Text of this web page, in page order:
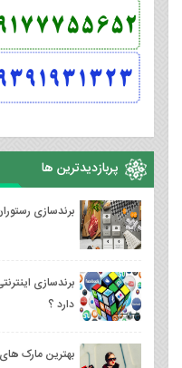
پربازدیدترین ها
برندسازی
برندسازی
دارد ؟
بهترین مارک